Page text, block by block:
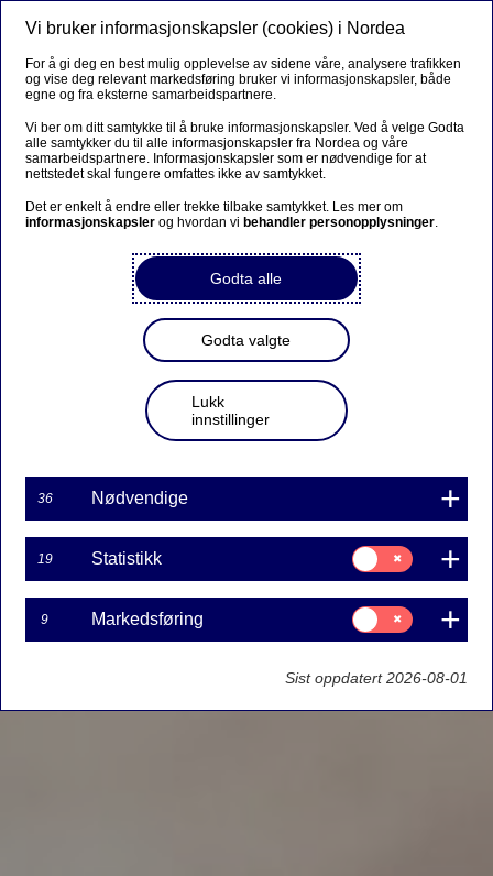
Vi bruker informasjonskapsler (cookies) i Nordea
For å gi deg en best mulig opplevelse av sidene våre, analysere trafikken
og vise deg relevant markedsføring bruker vi informasjonskapsler, både
egne og fra eksterne samarbeidspartnere.
Vi ber om ditt samtykke til å bruke informasjonskapsler. Ved å velge Godta
alle samtykker du til alle informasjonskapsler fra Nordea og våre
samarbeidspartnere. Informasjonskapsler som er nødvendige for at
nettstedet skal fungere omfattes ikke av samtykket.
Det er enkelt å endre eller trekke tilbake samtykket. Les mer om
informasjonskapsler og hvordan vi behandler personopplysninger.
Godta alle
Godta valgte
Lukk
innstillinger
36 Nødvendige
19 Statistikk
Samtykke
til:
Statistikk
9 Markedsføring
Samtykke
til:
Markedsføring
Sist oppdatert 2026-08-01